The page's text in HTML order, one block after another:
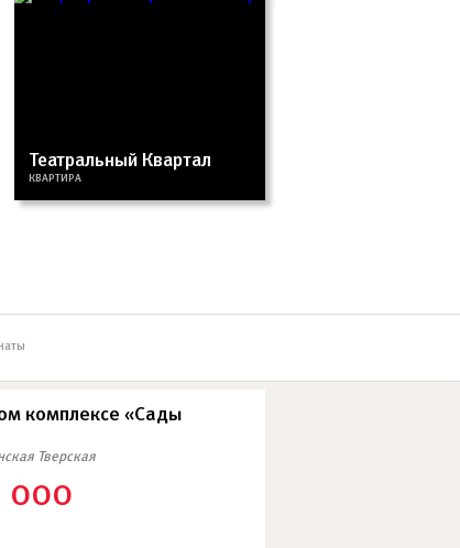
Театральный Квартал
КВАРТИРА
комплексе «Сады
Тверская
000